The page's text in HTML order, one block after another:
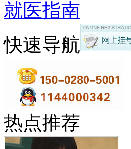
就医指南
快速导航
热点推荐